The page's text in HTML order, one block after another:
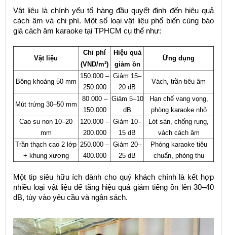
Vật liệu là chính yếu tố hàng đầu quyết định đến hiệu quả
cách âm và chi phí. Một số loại vật liệu phổ biến cùng báo
giá cách âm karaoke tại TPHCM cụ thể như:
Vật liệu
Chi phí
(VND/m²)
Hiệu quả
giảm ồn
Ứng dụng
Bông khoáng 50 mm
150.000 –
250.000
Giảm 15–
20 dB
Vách, trần tiêu âm
Mút trứng 30–50 mm
80.000 –
150.000
Giảm 5–10
dB
Hạn chế vang vọng,
phòng karaoke nhỏ
Cao su non 10–20
mm
120.000 –
200.000
Giảm 10–
15 dB
Lót sàn, chống rung,
vách cách âm
Trần thạch cao 2 lớp
+ khung xương
250.000 –
400.000
Giảm 20–
25 dB
Phòng karaoke tiêu
chuẩn, phòng thu
Một tip siêu hữu ích dành cho quý khách chính là kết hợp
nhiều loại vật liệu để tăng hiệu quả giảm tiếng ồn lên 30–40
dB, tùy vào yêu cầu và ngân sách.